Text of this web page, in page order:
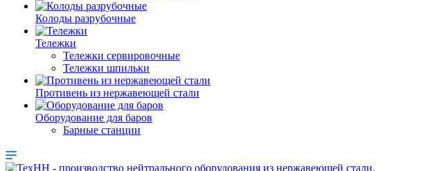
Колоды разрубочные
Тележки
Тележки сервировочные
Тележки шпильки
Противень из нержавеющей стали
Оборудование для баров
Барные станции